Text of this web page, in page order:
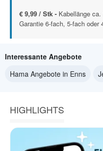
€ 9,99 / Stk - Kabellänge
Garantie 6-fach, 5-fach oder
Interessante Angebote
Hama Angebote in Enns
HIGHLIGHTS